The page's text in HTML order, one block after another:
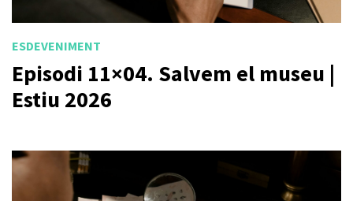
ESDEVENIMENT
Episodi 11×04. Salvem el museu |
Estiu 2026